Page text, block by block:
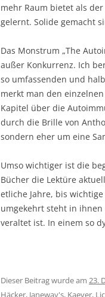
mehr Raum bietet als
gelernt. Solide gemacht
Das Monstrum „The
außer Konkurrenz. Ich
so umfassenden und
merkt man den
Kapitel über die
durch die Brille von
sondern eher um eine
Umso wichtiger ist die
Bücher die Lektüre
etliche Jahre, bis
umgekehrt steht in ihnen
veraltet ist. In einem so
Dieser Beitrag wurde am 23.
Häcker, Janeway's, Kaever,